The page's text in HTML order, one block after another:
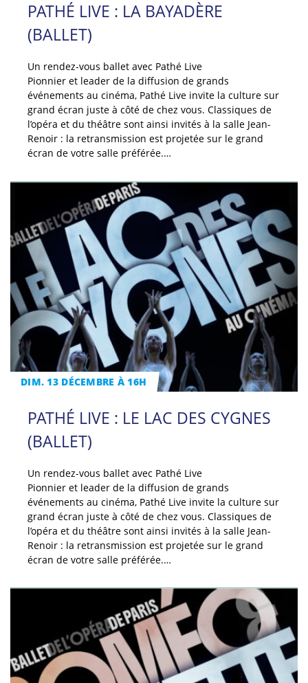
PATHÉ LIVE : LA BAYADÈRE
(BALLET)
Un rendez-vous ballet avec Pathé Live
Pionnier et leader de la diffusion de grands
événements au cinéma, Pathé Live invite la culture sur
grand écran juste à côté de chez vous. Classiques de
l’opéra et du théâtre sont ainsi invités à la salle Jean-
Renoir : la retransmission est projetée sur le grand
écran de votre salle préférée.…
DIM. 13 DÉCEMBRE À 16H
PATHÉ LIVE : LE LAC DES CYGNES
(BALLET)
Un rendez-vous ballet avec Pathé Live
Pionnier et leader de la diffusion de grands
événements au cinéma, Pathé Live invite la culture sur
grand écran juste à côté de chez vous. Classiques de
l’opéra et du théâtre sont ainsi invités à la salle Jean-
Renoir : la retransmission est projetée sur le grand
écran de votre salle préférée.…